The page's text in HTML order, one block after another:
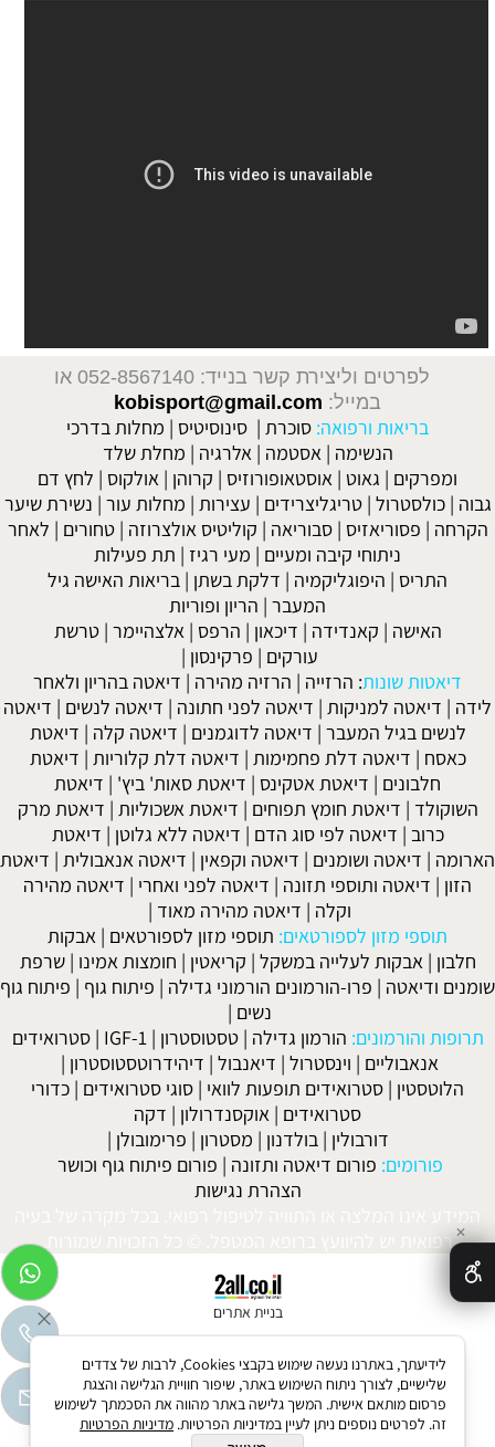
לפרטים וליצירת קשר בנייד: 052-8567140
או
במייל: kobisport@gmail.com
בריאות ורפואה: סוכרת | סינוסיטיס | מחלות בדרכי
הנשימה | אסטמה | אלרגיה | מחלת שלד
ומפרקים | גאוט | אוסטאופורוזיס | קרוהן | אולקוס | לחץ דם
גבוה |כולסטרול |טריגליצרידים | עצירות | מחלות עור | נשירת שיער
הקרחה | פסוריאזיס |סבוריאה | קוליטיס אולצרוזה |טחורים | לאחר
ניתוחי קיבה ומעיים | מעי רגיז | תת פעילות
התריס | היפוגליקמיה | דלקת בשתן | בריאות האישה גיל
המעבר | הריון ופוריות
האישה | קאנדידה | דיכאון | הרפס | אלצהיימר |טרשת
עורקים | פרקינסון |
דיאטות שונות: הרזייה | הרזיה מהירה | דיאטה בהריון ולאחר
לידה | דיאטה למניקות | דיאטה לפני חתונה | דיאטה לנשים | דיאטה
לנשים בגיל המעבר | דיאטה לדוגמנים | דיאטה קלה | דיאטת
כאסח | דיאטה דלת פחמימות | דיאטה דלת קלוריות | דיאטת
חלבונים | דיאטת אטקינס | דיאטת סאות' ביץ' | דיאטת
השוקולד | דיאטת חומץ תפוחים | דיאטת אשכוליות | דיאטת מרק
כרוב | דיאטה לפי סוג הדם | דיאטה ללא גלוטן | דיאטת
הארומה | דיאטה ושומנים | דיאטה וקפאין | דיאטה אנאבולית | דיאטת
הזון | דיאטה ותוספי תזונה | דיאטה לפני ואחרי | דיאטה מהירה
וקלה | דיאטה מהירה מאוד |
תוספי מזון לספורטאים: תוספי מזון לספורטאים | אבקות
חלבון | אבקות לעלייה במשקל | קריאטין | חומצות אמינו |שרפת
שומנים ודיאטה | פרו-הורמונים הורמוני גדילה | פיתוח גוף | פיתוח גוף
נשים |
תרופות והורמונים: הורמון גדילה |טסטוסטרון |
IGF-1
|סטרואידים
אנאבוליים | וינסטרול | דיאנבול | דיהידרוטסטוסטרון |
הלוטסטין | סטרואידים תופעות לוואי | סוגי סטרואידים | כדורי
סטרואידים | אוקסנדרולון | דקה
דורבולין | בולדנון | מסטרון | פרימובולן |
פורומים: פורום דיאטה ותזונה | פורום פיתוח גוף וכושר
הצהרת נגישות
המידע אינו המלצה או התוויה לטיפול רפואי. בכל מקרה של בעיה
רפואית יש להיוועץ ברופא המטפל. © כל הזכויות שמורות.
בניית אתרים
✕
לידיעתך, באתרנו נעשה שימוש בקבצי Cookies, לרבות של צדדים
שלישיים, לצורך ניתוח השימוש באתר, שיפור חוויית הגלישה והצגת
פרסום מותאם אישית. המשך גלישה באתר מהווה את הסכמתך לשימוש
זה. לפרטים נוספים ניתן לעיין במדיניות הפרטיות. מדיניות הפרטיות